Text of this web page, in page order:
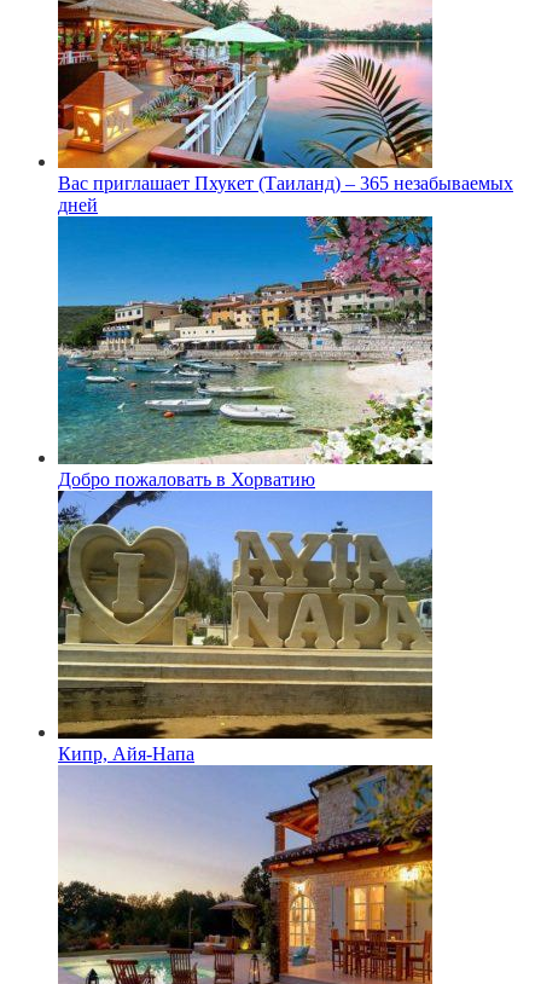
Вас приглашает Пхукет (Таиланд) – 365 незабываемых
дней
Добро пожаловать в Хорватию
Кипр, Айя-Напа